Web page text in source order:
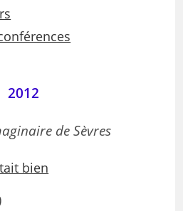
2012
de Sèvres
bien